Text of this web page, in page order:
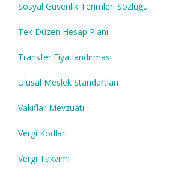
Sosyal Güvenlik Terimleri Sözlüğü
Tek Düzen Hesap Planı
Transfer Fiyatlandırması
Ulusal Meslek Standartları
Vakıflar Mevzuatı
Vergi Kodları
Vergi Takvimi